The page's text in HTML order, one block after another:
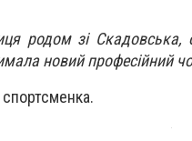
родом зі Скадовська,
новий професійний